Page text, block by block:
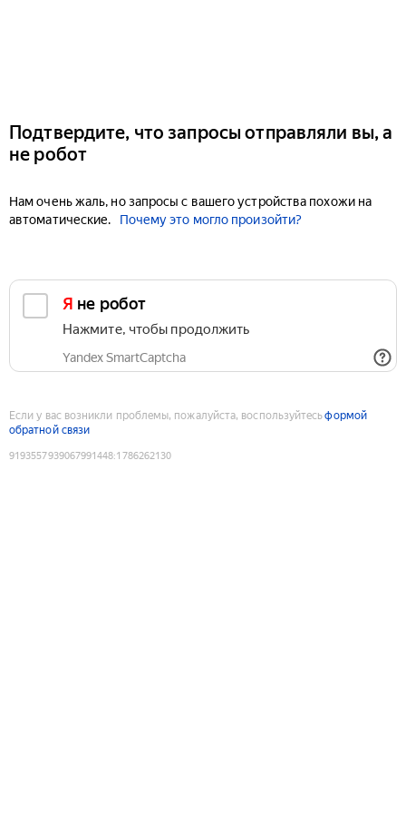
Подтвердите, что запросы отправляли вы, а
не робот
Нам очень жаль, но запросы с вашего устройства похожи на
автоматические.
Почему это могло произойти?
Я не робот
Нажмите, чтобы продолжить
Yandex SmartCaptcha
Если у вас возникли проблемы, пожалуйста, воспользуйтесьформой
обратной связи
9193557939067991448:1786262130